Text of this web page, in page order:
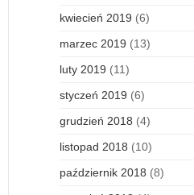
kwiecień 2019 (6)
marzec 2019 (13)
luty 2019 (11)
styczeń 2019 (6)
grudzień 2018 (4)
listopad 2018 (10)
październik 2018 (8)